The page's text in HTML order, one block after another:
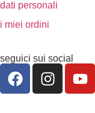
dati personali
i miei ordini
seguici sui social